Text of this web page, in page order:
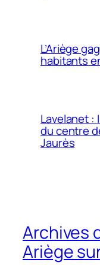
L’Ariège
habitants
Lavelanet :
du centre
Jaurès
Archives
Ariège